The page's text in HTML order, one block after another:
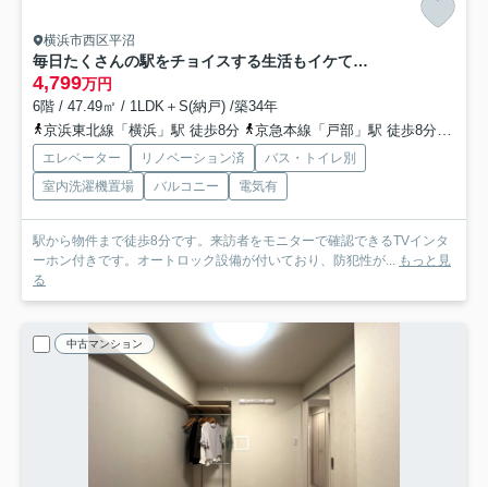
横浜市西区平沼
毎日たくさんの駅をチョイスする生活もイケてます。１人なら超贅沢！２人なら余裕ある快適さ！立地最強、住んで安心な、『ライオンズマンション横浜第５』リノベーション
4,799万円
6階 / 47.49㎡ / 1LDK＋S(納戸) /築34年
京浜東北線「横浜」駅 徒歩8分
京急本線「戸部」駅 徒歩8分
エレベーター リノベーション済
バス・トイレ別
室内洗濯機置場
バルコニー 電気有
駅から物件まで徒歩8分です。来訪者をモニターで確認できるTVインタ
ーホン付きです。オートロック設備が付いており、防犯性が...
もっと見
る
中古マンション